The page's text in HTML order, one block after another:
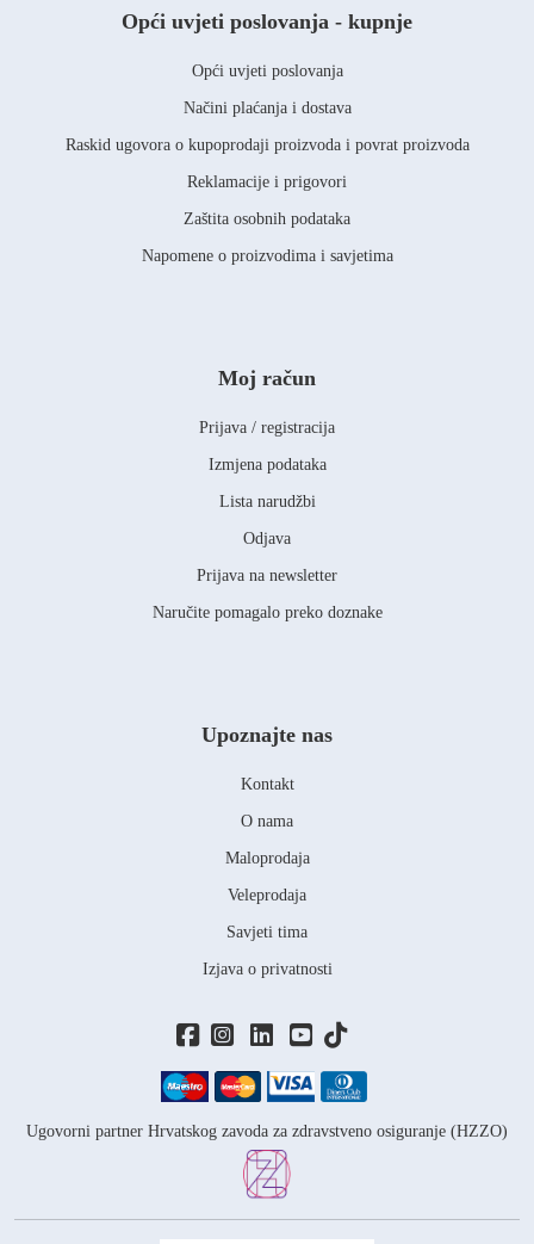
Opći uvjeti poslovanja - kupnje
Opći uvjeti poslovanja
Načini plaćanja i dostava
Raskid ugovora o kupoprodaji proizvoda i povrat proizvoda
Reklamacije i prigovori
Zaštita osobnih podataka
Napomene o proizvodima i savjetima
Moj račun
Prijava / registracija
Izmjena podataka
Lista narudžbi
Odjava
Prijava na newsletter
Naručite pomagalo preko doznake
Ugovorni partner Hrvatskog zavoda za zdravstveno osiguranje (HZZO)
Upoznajte nas
Kontakt
O nama
Maloprodaja
Veleprodaja
Savjeti tima
Izjava o privatnosti